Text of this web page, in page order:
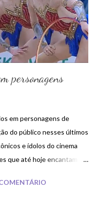
personagens
em personagens de
do público nesses últimos
e ídolos do cinema
que até hoje encantam
do conjunto sênior